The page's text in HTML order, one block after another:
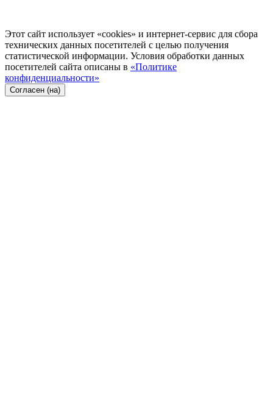
Этот сайт использует «cookies» и интернет-сервис для сбора
технических данных посетителей с целью получения
статистической информации. Условия обработки данных
посетителей сайта описаны в «Политике
конфиденциальности»
Согласен (на)